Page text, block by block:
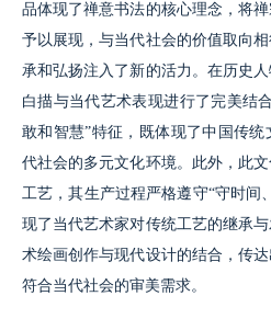
品体现了禅意书法的核心理念，将
予以展现，与当代社会的价值取向
承和弘扬注入了新的活力。在历史
白描与当代艺术表现进行了完美结
敢和智慧”特征，既体现了中国传
代社会的多元文化环境。此外，此
工艺，其生产过程严格遵守“守时间
现了当代艺术家对传统工艺的继承
术绘画创作与现代设计的结合，传
符合当代社会的审美需求。